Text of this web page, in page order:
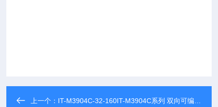
上一个： IT-M3904C-32-160IT-M3904C系列 双向可编程直流电源